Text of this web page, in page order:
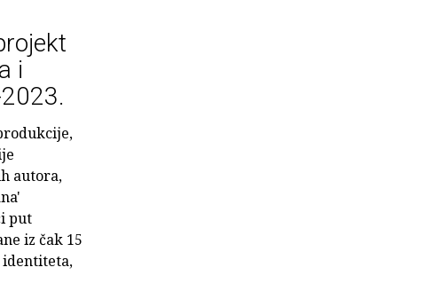
i
autora,
put
iz čak 15
identiteta,